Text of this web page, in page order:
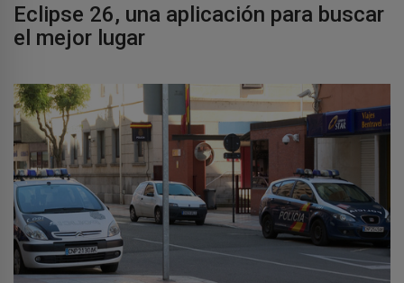
Eclipse 26, una aplicación para buscar
el mejor lugar